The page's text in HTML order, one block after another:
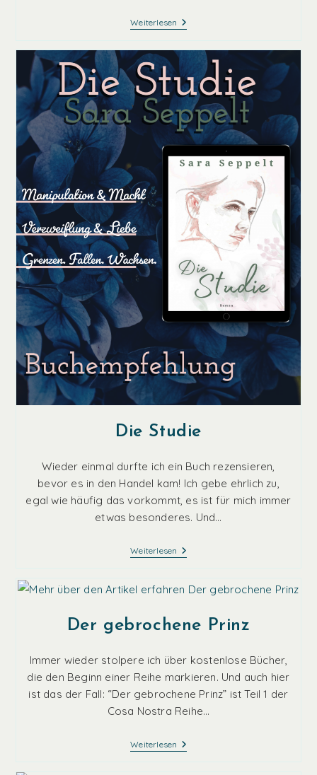
Weiterlesen Die
Interview
Mit
Sara
Seppelt
Die Studie
Wieder einmal durfte ich ein Buch rezensieren,
bevor es in den Handel kam! Ich gebe ehrlich zu,
egal wie häufig das vorkommt, es ist für mich immer
etwas besonderes. Und…
Weiterlesen Die
Studie
Der gebrochene Prinz
Immer wieder stolpere ich über kostenlose Bücher,
die den Beginn einer Reihe markieren. Und auch hier
ist das der Fall: “Der gebrochene Prinz” ist Teil 1 der
Cosa Nostra Reihe…
Weiterlesen Der
Gebrochene